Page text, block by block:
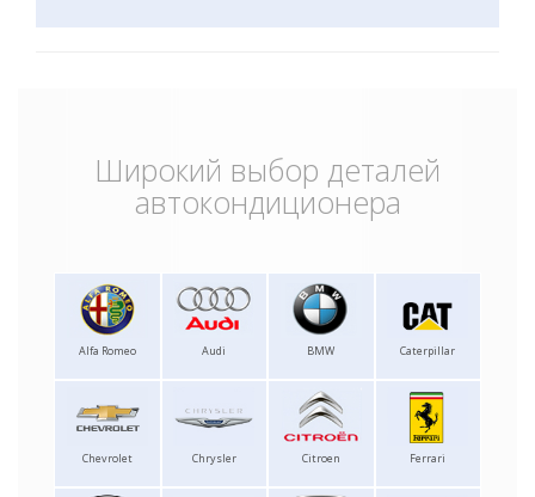
Широкий выбор деталей
автокондиционера
Alfa Romeo Audi BMW Caterpillar
Chevrolet Chrysler Citroen Ferrari